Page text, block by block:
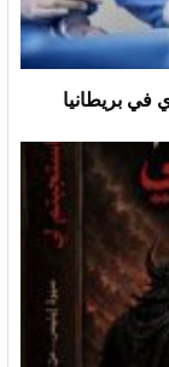
بريطانيا